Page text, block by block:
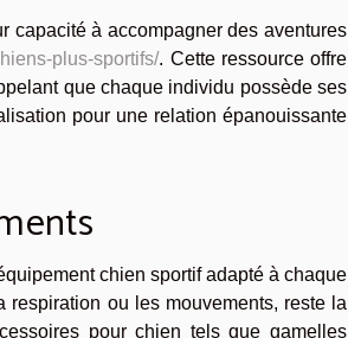
capacité à accompagner des aventures
plus-sportifs/. Cette ressource offre
que chaque individu possède ses
pour une relation épanouissante
chien sportif adapté à chaque
ou les mouvements, reste la
pour chien tels que gamelles